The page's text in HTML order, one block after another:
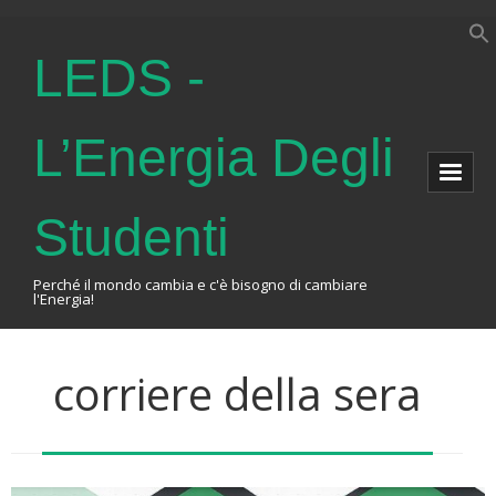
LEDS -
L’Energia Degli
Studenti
Perché il mondo cambia e c'è bisogno di cambiare
l'Energia!
About Us
The Association
Events
corriere della sera